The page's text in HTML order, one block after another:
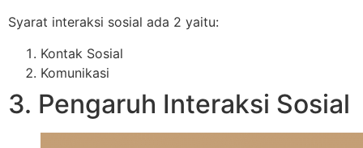
Syarat interaksi sosial ada 2 yaitu:
Kontak Sosial
Komunikasi
3. Pengaruh Interaksi Sosial